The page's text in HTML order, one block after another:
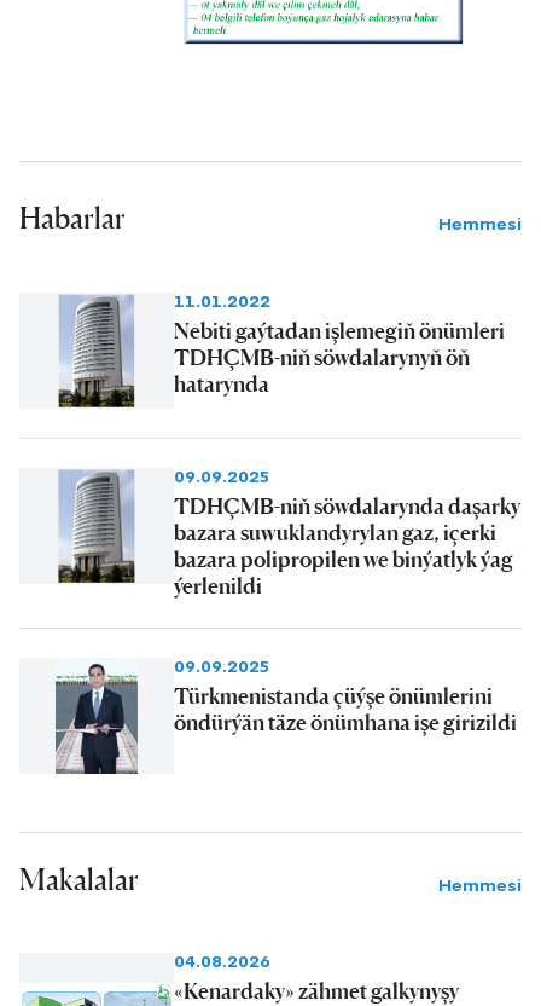
Habarlar Hemmesi
11.01.2022
Nebiti gaýtadan işlemegiň önümleri
TDHÇMB-niň söwdalarynyň öň
hatarynda
09.09.2025
TDHÇMB-niň söwdalarynda daşarky
bazara suwuklandyrylan gaz, içerki
bazara polipropilen we binýatlyk ýag
ýerlenildi
09.09.2025
Türkmenistanda çüýşe önümlerini
öndürýän täze önümhana işe girizildi
Makalalar Hemmesi
04.08.2026
«Kenardaky» zähmet galkynyşy